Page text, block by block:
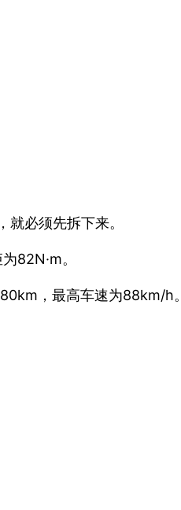
必须先拆下来。
82N·m。
，最高车速为88km/h。